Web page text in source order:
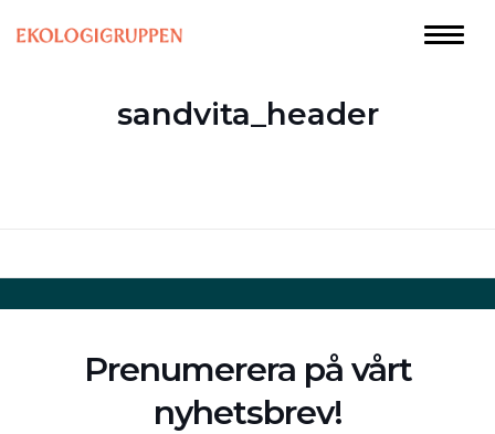
sandvita_header
Prenumerera på vårt
nyhetsbrev!